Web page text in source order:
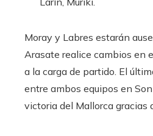
Moray y Labres estarán
Arasate realice cambios en
a la carga de partido. El
entre ambos equipos en
victoria del Mallorca gracias